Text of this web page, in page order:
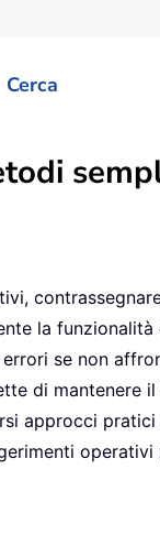
Cerca
la
se non
di mantenere
approcci